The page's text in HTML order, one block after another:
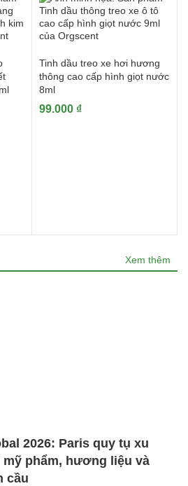
Tinh dầu treo xe hơi hương
thông cao cấp hình giọt nước
8ml
99.000 ₫
Xem thêm
2026: Paris quy tụ xu
phẩm, hương liệu và
cầu